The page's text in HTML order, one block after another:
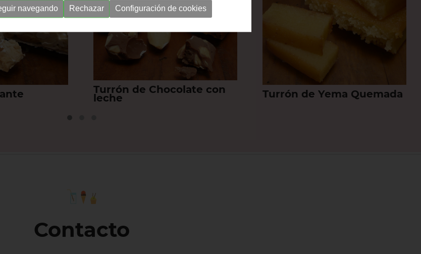
Turrón de Chocolate con
leche Turrón de Yema Quemada
Contacto
navegando Rechazar Configuración de cookies